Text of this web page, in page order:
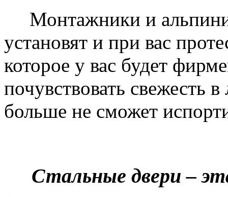
Монтажники и
установят и при вас
которое у вас будет
почувствовать свежесть
больше не сможет
Стальные двери –